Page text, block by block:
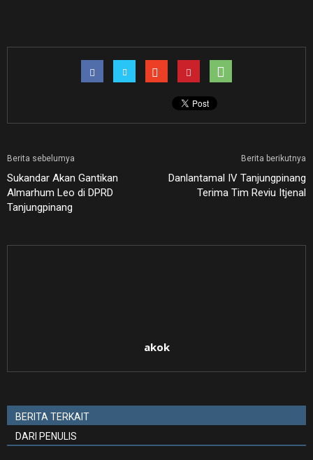
Berita sebelumya
Sukandar Akan Gantikan
Almarhum Leo di DPRD
Tanjungpinang
Berita berikutnya
Danlantamal IV Tanjungpinang
Terima Tim Reviu Itjenal
akok
BERITA TERKAIT
DARI PENULIS